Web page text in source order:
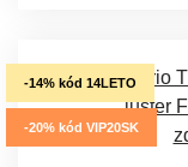
-14% kód 14LETO
-20% kód VIP20SK